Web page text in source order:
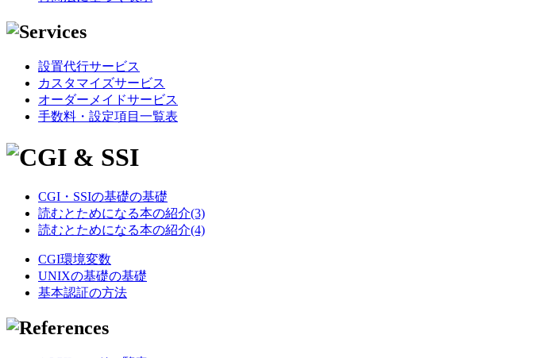
設置代行サービス
カスタマイズサービス
オーダーメイドサービス
手数料・設定項目一覧表
CGI・SSIの基礎の基礎
読むとためになる本の紹介(3)
読むとためになる本の紹介(4)
CGI環境変数
UNIXの基礎の基礎
基本認証の方法